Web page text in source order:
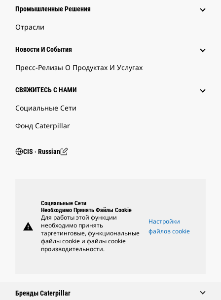
Промышленные Решения
Отрасли
Новости И События
Пресс-Релизы О Продуктах И Услугах
СВЯЖИТЕСЬ С НАМИ
Социальные Сети
Фонд Caterpillar
CIS ‧ Russian
warning
Социальные Сети
Необходимо Принять Файлы Cookie
Для работы этой функции
необходимо принять
таргетинговые, функциональные
файлы cookie и файлы cookie
производительности.
Настройки
файлов cookie
Бренды Caterpillar